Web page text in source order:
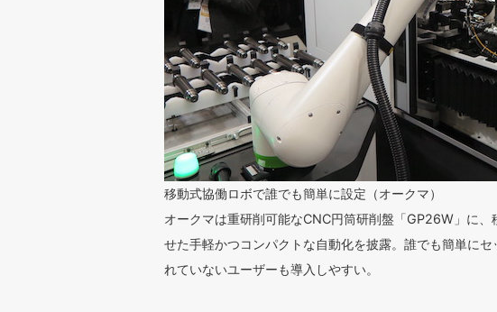
移動式協働ロボで誰でも簡単に設定（オークマ）
オークマは重研削可能なCNC円筒研削盤「GP26W」に
せた手軽かつコンパクトな自動化を披露。誰でも簡単に
れていないユーザーも導入しやすい。